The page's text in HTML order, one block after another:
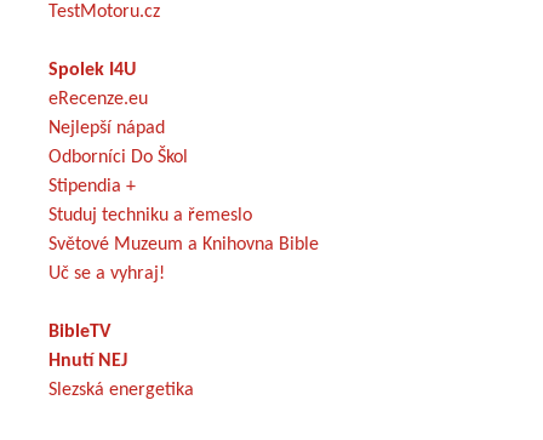
TestMotoru.cz
Spolek I4U
eRecenze.eu
Nejlepší nápad
Odborníci Do Škol
Stipendia +
Studuj techniku a řemeslo
Světové Muzeum a Knihovna Bible
Uč se a vyhraj!
BibleTV
Hnutí NEJ
Slezská energetika